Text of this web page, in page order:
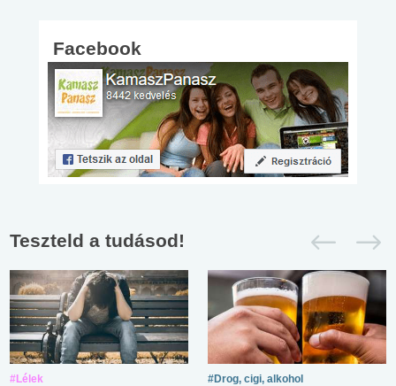
Facebook
Teszteld a tudásod!
#Lélek #Drog, cigi, alkohol